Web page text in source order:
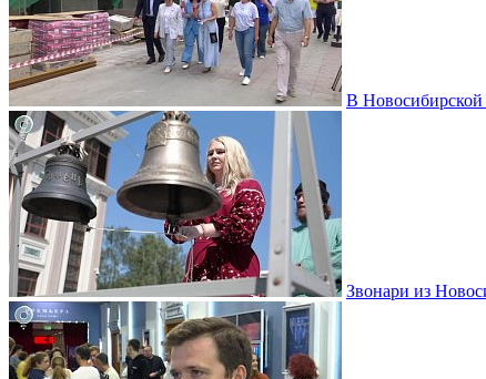
В Новосибирской
Звонари из